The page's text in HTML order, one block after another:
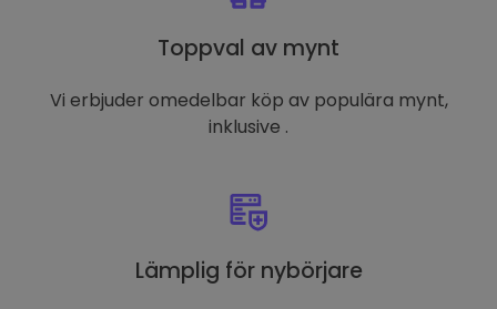
Toppval av mynt
Vi erbjuder omedelbar köp av populära mynt,
inklusive .
Lämplig för nybörjare